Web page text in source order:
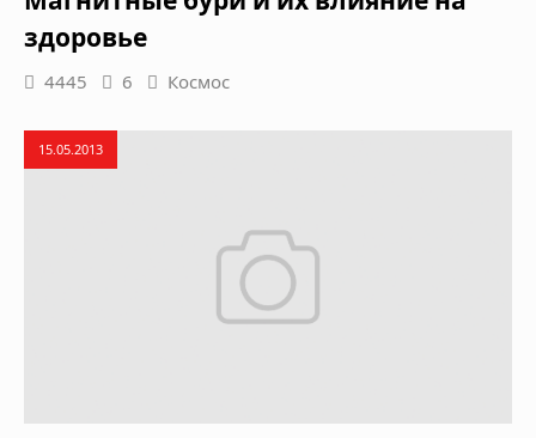
здоровье
4445 6 Космос
15.05.2013